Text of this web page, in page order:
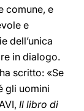
comune, e
e
dell’unica
in dialogo.
scritto: «Se
gli uomini
Il libro di